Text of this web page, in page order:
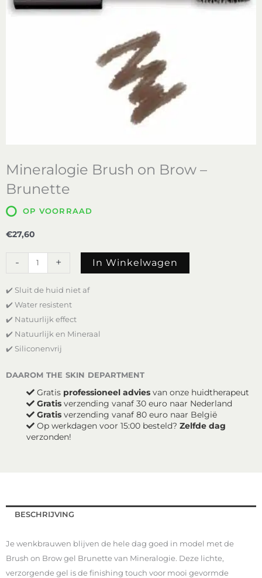
Mineralogie Brush on Brow –
Brunette
OP VOORRAAD
€27,60
-
Brow
aantal
+ In Winkelwagen
✔️ Sluit de huid niet af
✔️ Water resistent
✔️ Natuurlijk effect
✔️ Natuurlijk en Mineraal
✔️ Siliconenvrij
daarom the skin department
Gratis professioneel advies van onze huidtherapeut
Gratis verzending vanaf 30 euro naar Nederland
Gratis verzending vanaf 80 euro naar België
Op werkdagen voor 15:00 besteld? Zelfde dag
verzonden!
BESCHRIJVING
Je wenkbrauwen blijven de hele dag goed in model met de
Brush on Brow gel Brunette van Mineralogie. Deze lichte,
verzorgende gel is de finishing touch voor mooi gevormde